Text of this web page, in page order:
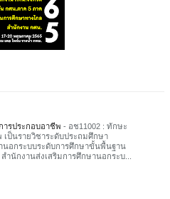
ารประกอบอาชีพ - อช11002 : ทักษะ
เป็นรายวิชาระดับประถมศึกษา
นอกระบบระดับการศึกษาขั้นพื้นฐาน
ำนักงานส่งเสริมการศึกษานอกระบ...